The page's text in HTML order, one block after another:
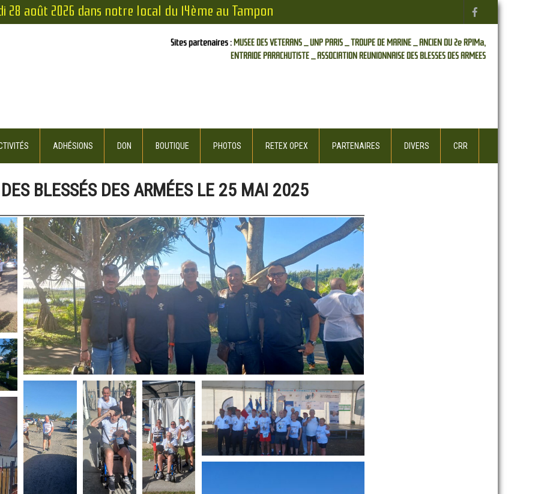
août 2026 dans notre local du 14ème au Tampon
Sites partenaires :MUSEE DES VETERANS _UNP PARIS _TROUPE DE MARINE _ANCIEN DU 2e RPIMa,
ENTRAIDE PARACHUTISTE _ASSOCIATION REUNIONNAISE DES BLESSES DES ARMEES
ADHÉSIONS DON BOUTIQUE PHOTOS RETEX OPEX PARTENAIRES DIVERS CRR
BLESSÉS DES ARMÉES LE 25 MAI 2025